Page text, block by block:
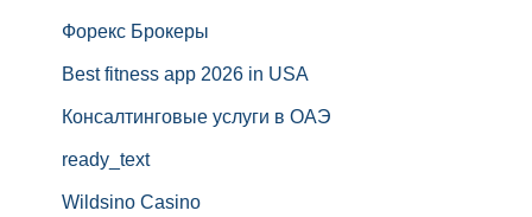
Форекс Брокеры
Best fitness app 2026 in USA
Консалтинговые услуги в ОАЭ
ready_text
Wildsino Casino